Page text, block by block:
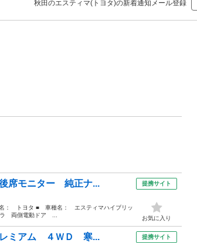
秋田のエスティマ(トヨタ)の新着通知メール登録
席モニター 純正ナ...
トヨタ ■ 車種名： エスティマハイブリッ
両側電動ドア ...
提携サイト
お気に入り
レミアム ４ＷＤ 寒... 提携サイト